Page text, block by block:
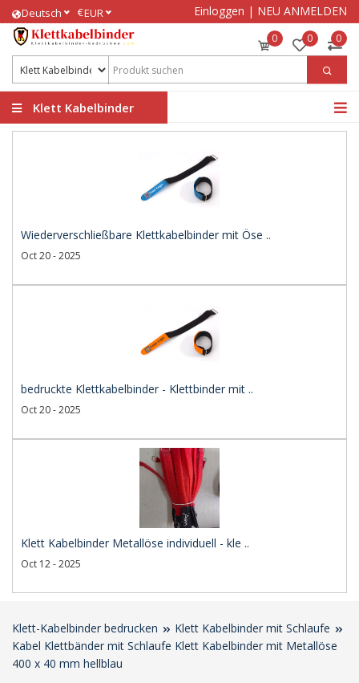
Deutsch €EUR Einloggen | NEU ANMELDEN
0 0 0
Klett Kabelbinder
Wiederverschließbare Klettkabelbinder mit Öse ..
Oct 20 - 2025
bedruckte Klettkabelbinder - Klettbinder mit ..
Oct 20 - 2025
Klett Kabelbinder Metallöse individuell - kle ..
Oct 12 - 2025
Klett-Kabelbinder bedrucken
Klett Kabelbinder mit Schlaufe
Kabel Klettbänder mit Schlaufe Klett Kabelbinder mit Metallöse
400 x 40 mm hellblau